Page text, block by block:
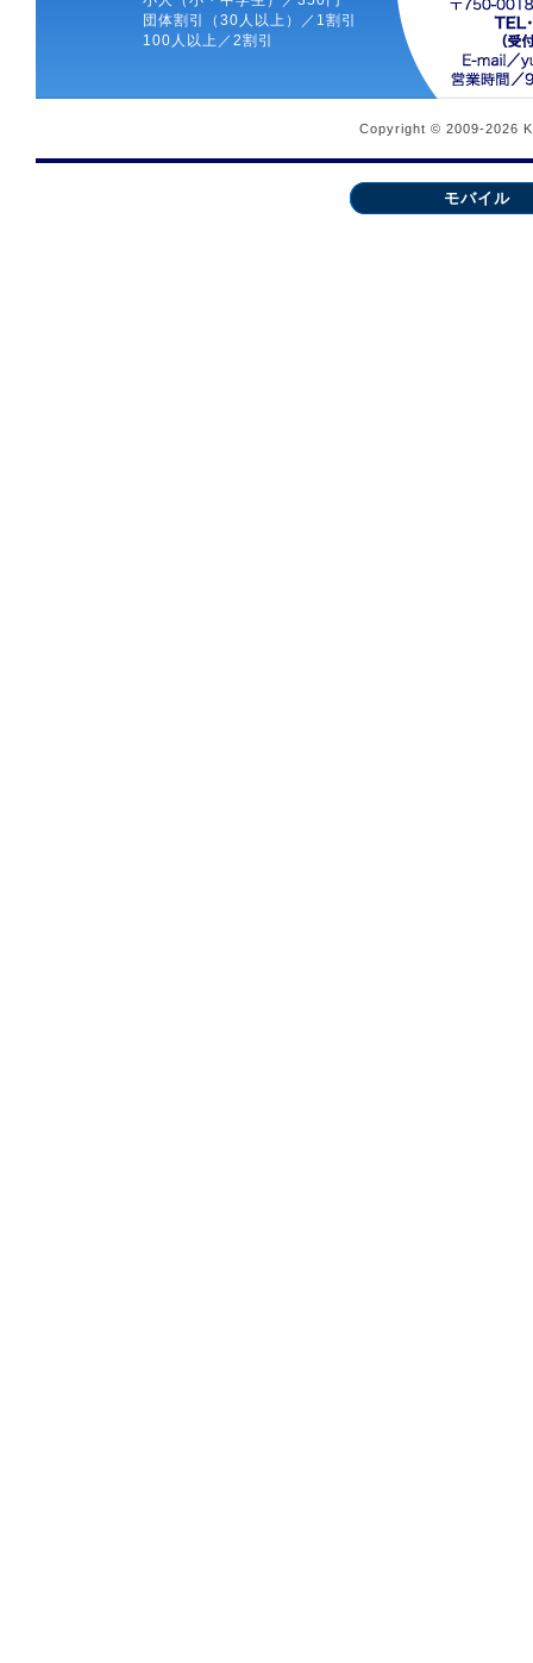
団体割引（30人以上）／1割引
100人以上／2割引
Copyright © 2009-2026
モバイル